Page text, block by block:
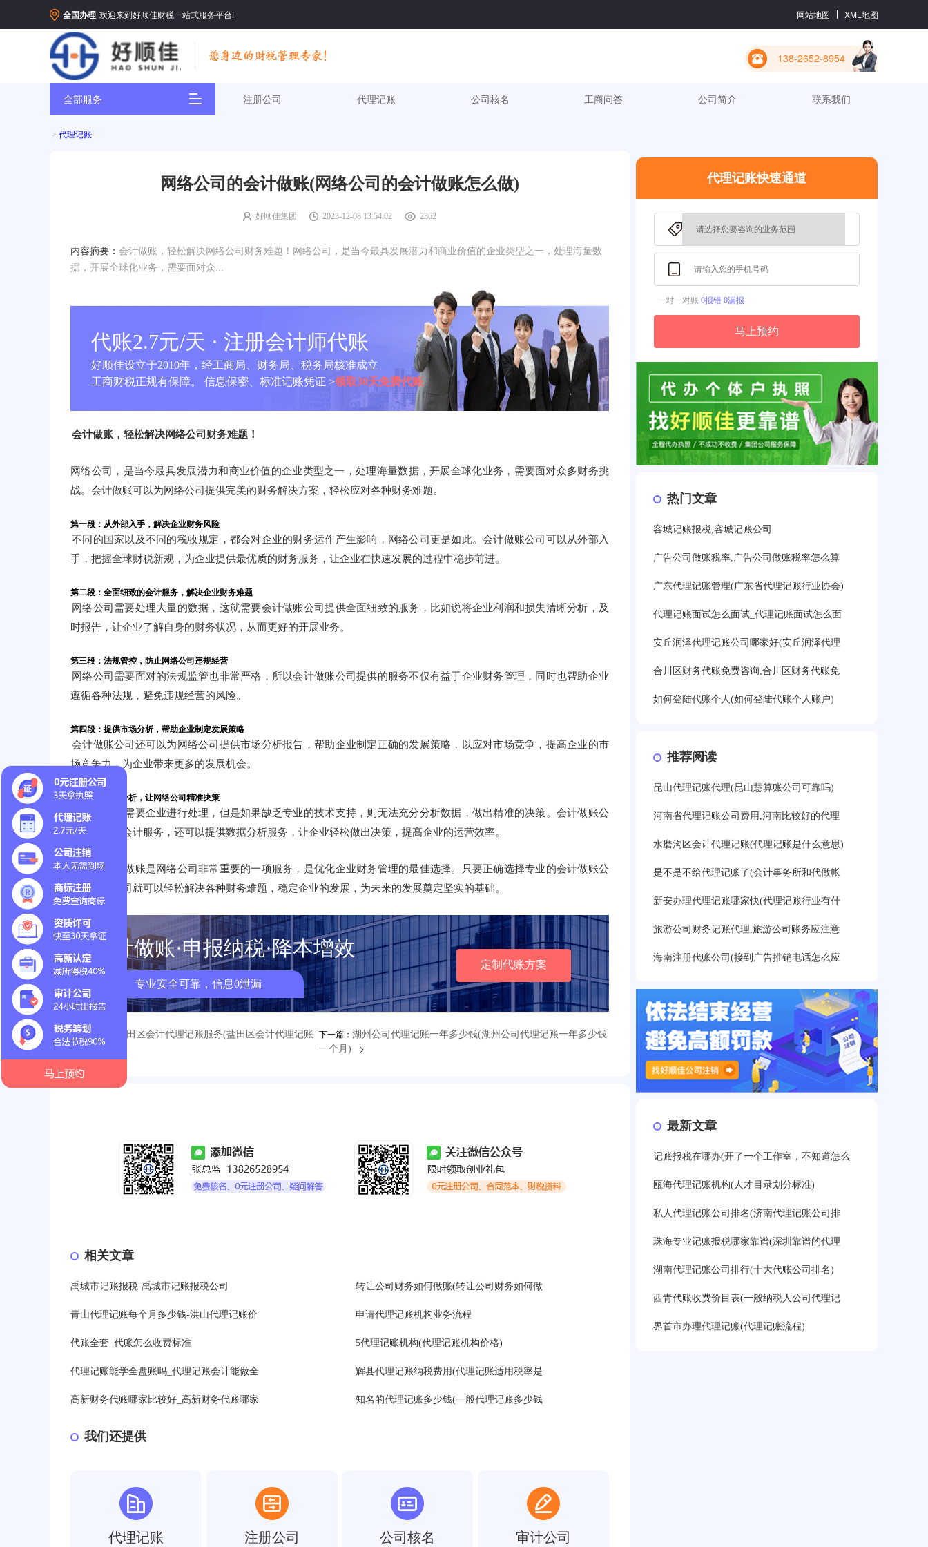
全国办理 欢迎来到好顺佳财税一站式服务平台! 网站地图 XML地图
138-2652-8954
全部服务 注册公司 代理记账 公司核名 工商问答 公司简介 联系我们
> 代理记账
网络公司的会计做账(网络公司的会计做账怎么做)
好顺佳集团 2023-12-08 13:54:02 2362
内容摘要： 会计做账，轻松解决网络公司财务难题！网络公司，是当今最具发展潜力和商业价值的企业类型之一，处理海量数
据，开展全球化业务，需要面对众...
代账2.7元/天 · 注册会计师代账
好顺佳设立于2010年，经工商局、财务局、税务局核准成立
工商财税正规有保障。 信息保密、标准记账凭证 >领取30天免费代账
会计做账，轻松解决网络公司财务难题！
网络公司，是当今最具发展潜力和商业价值的企业类型之一，处理海量数据，开展全球化业务，需要面对众多财务挑
战。会计做账可以为网络公司提供完美的财务解决方案，轻松应对各种财务难题。
第一段：从外部入手，解决企业财务风险
不同的国家以及不同的税收规定，都会对企业的财务运作产生影响，网络公司更是如此。会计做账公司可以从外部入
手，把握全球财税新规，为企业提供最优质的财务服务，让企业在快速发展的过程中稳步前进。
第二段：全面细致的会计服务，解决企业财务难题
网络公司需要处理大量的数据，这就需要会计做账公司提供全面细致的服务，比如说将企业利润和损失清晰分析，及
时报告，让企业了解自身的财务状况，从而更好的开展业务。
第三段：法规管控，防止网络公司违规经营
网络公司需要面对的法规监管也非常严格，所以会计做账公司提供的服务不仅有益于企业财务管理，同时也帮助企业
遵循各种法规，避免违规经营的风险。
第四段：提供市场分析，帮助企业制定发展策略
会计做账公司还可以为网络公司提供市场分析报告，帮助企业制定正确的发展策略，以应对市场竞争，提高企业的市
场竞争力，为企业带来更多的发展机会。
第五段：数据分析，让网络公司精准决策
大量的数据需要企业进行处理，但是如果缺乏专业的技术支持，则无法充分分析数据，做出精准的决策。会计做账公
司不仅提供会计服务，还可以提供数据分析服务，让企业轻松做出决策，提高企业的运营效率。
总之，会计做账是网络公司非常重要的一项服务，是优化企业财务管理的最佳选择。只要正确选择专业的会计做账公
司，网络公司就可以轻松解决各种财务难题，稳定企业的发展，为未来的发展奠定坚实的基础。
会计做账·申报纳税·降本增效
专业安全可靠，信息0泄漏
定制代账方案
< 上一篇：
盐田区会计代理记账服务(盐田区会计代理记账
服务中心)
下一篇： 湖州公司代理记账一年多少钱(湖州公司代理记账一年多少钱
一个月)
>
相关文章
禹城市记账报税-禹城市记账报税公司 转让公司财务如何做账(转让公司财务如何做
青山代理记账每个月多少钱-洪山代理记账价 申请代理记账机构业务流程
代账全套_代账怎么收费标准 5代理记账机构(代理记账机构价格)
代理记账能学全盘账吗_代理记账会计能做全 辉县代理记账纳税费用(代理记账适用税率是
高新财务代账哪家比较好_高新财务代账哪家 知名的代理记账多少钱(一般代理记账多少钱
我们还提供
代理记账 注册公司 公司核名 审计公司
代理记账快速通道
一对一对账 0报错 0漏报
马上预约
热门文章
容城记账报税,容城记账公司
广告公司做账税率,广告公司做账税率怎么算
广东代理记账管理(广东省代理记账行业协会)
代理记账面试怎么面试_代理记账面试怎么面
安丘润泽代理记账公司哪家好(安丘润泽代理
合川区财务代账免费咨询,合川区财务代账免
如何登陆代账个人(如何登陆代账个人账户)
推荐阅读
昆山代理记账代理(昆山慧算账公司可靠吗)
河南省代理记账公司费用,河南比较好的代理
水磨沟区会计代理记账(代理记账是什么意思)
是不是不给代理记账了(会计事务所和代做帐
新安办理代理记账哪家快(代理记账行业有什
旅游公司财务记账代理,旅游公司账务应注意
海南注册代账公司(接到广告推销电话怎么应
最新文章
记账报税在哪办(开了一个工作室，不知道怎么
瓯海代理记账机构(人才目录划分标准)
私人代理记账公司排名(济南代理记账公司排
珠海专业记账报税哪家靠谱(深圳靠谱的代理
湖南代理记账公司排行(十大代账公司排名)
西青代账收费价目表(一般纳税人公司代理记
界首市办理代理记账(代理记账流程)